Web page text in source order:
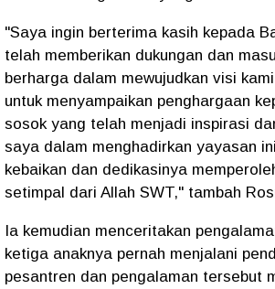
"Saya ingin berterima kasih kepada
telah memberikan dukungan dan
berharga dalam mewujudkan visi
untuk menyampaikan penghargaan
sosok yang telah menjadi inspirasi
saya dalam menghadirkan yayasan
kebaikan dan dedikasinya
setimpal dari Allah SWT," tambah
Ia kemudian menceritakan
ketiga anaknya pernah menjalani
pesantren dan pengalaman tersebut